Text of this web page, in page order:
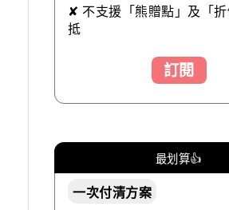
✘ 不支援「熊贈點」及「
抵
訂閱
最划算👍
一次付清方案